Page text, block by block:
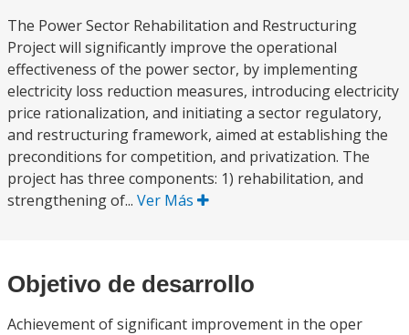
The Power Sector Rehabilitation and Restructuring
Project will significantly improve the operational
effectiveness of the power sector, by implementing
electricity loss reduction measures, introducing electricity
price rationalization, and initiating a sector regulatory,
and restructuring framework, aimed at establishing the
preconditions for competition, and privatization. The
project has three components: 1) rehabilitation, and
strengthening of... Ver Más
Objetivo de desarrollo
Achievement of significant improvement in the oper